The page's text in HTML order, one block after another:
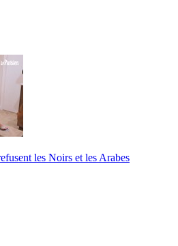
les Noirs et les Arabes